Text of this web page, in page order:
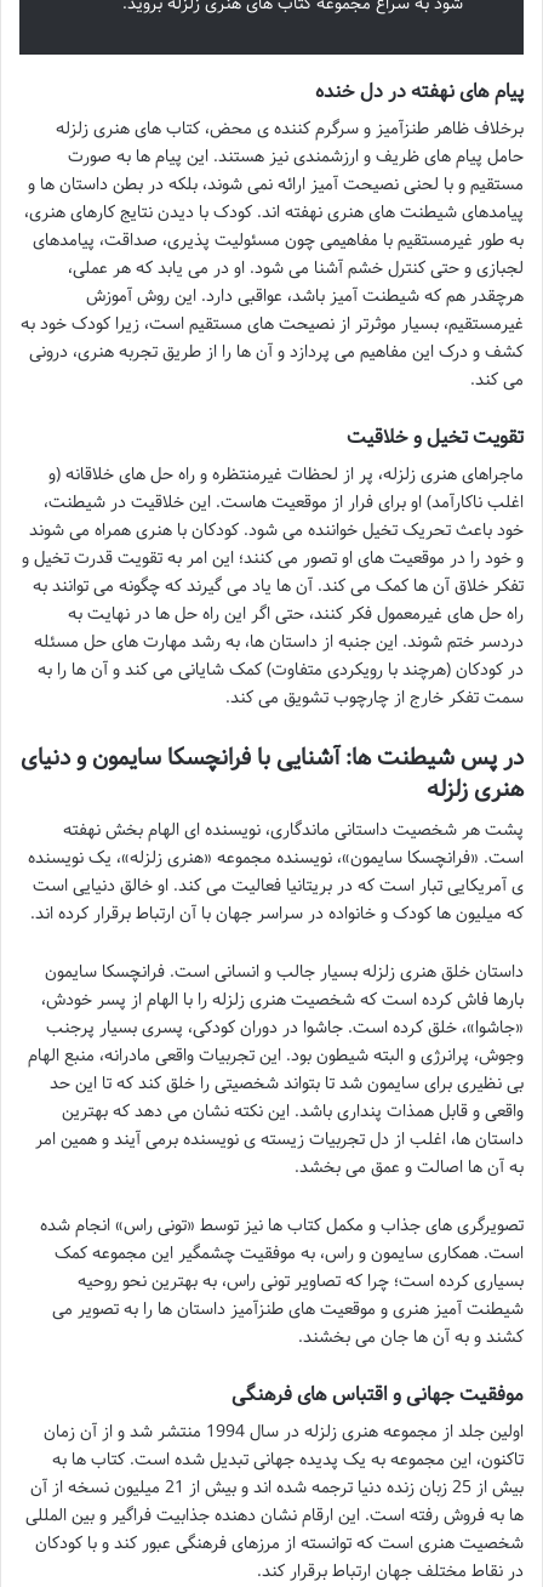
پیام های نهفته در دل خنده
برخلاف ظاهر طنزآمیز و سرگرم کننده ی محض، کتاب های هنری زلزله
حامل پیام های ظریف و ارزشمندی نیز هستند. این پیام ها به صورت
مستقیم و با لحنی نصیحت آمیز ارائه نمی شوند، بلکه در بطن داستان ها و
پیامدهای شیطنت های هنری نهفته اند. کودک با دیدن نتایج کارهای هنری،
به طور غیرمستقیم با مفاهیمی چون مسئولیت پذیری، صداقت، پیامدهای
لجبازی و حتی کنترل خشم آشنا می شود. او در می یابد که هر عملی،
هرچقدر هم که شیطنت آمیز باشد، عواقبی دارد. این روش آموزش
غیرمستقیم، بسیار موثرتر از نصیحت های مستقیم است، زیرا کودک خود به
کشف و درک این مفاهیم می پردازد و آن ها را از طریق تجربه هنری، درونی
می کند.
تقویت تخیل و خلاقیت
ماجراهای هنری زلزله، پر از لحظات غیرمنتظره و راه حل های خلاقانه (و
اغلب ناکارآمد) او برای فرار از موقعیت هاست. این خلاقیت در شیطنت،
خود باعث تحریک تخیل خواننده می شود. کودکان با هنری همراه می شوند
و خود را در موقعیت های او تصور می کنند؛ این امر به تقویت قدرت تخیل و
تفکر خلاق آن ها کمک می کند. آن ها یاد می گیرند که چگونه می توانند به
راه حل های غیرمعمول فکر کنند، حتی اگر این راه حل ها در نهایت به
دردسر ختم شوند. این جنبه از داستان ها، به رشد مهارت های حل مسئله
در کودکان (هرچند با رویکردی متفاوت) کمک شایانی می کند و آن ها را به
سمت تفکر خارج از چارچوب تشویق می کند.
در پس شیطنت ها: آشنایی با فرانچسکا سایمون و دنیای
هنری زلزله
پشت هر شخصیت داستانی ماندگاری، نویسنده ای الهام بخش نهفته
است. «فرانچسکا سایمون»، نویسنده مجموعه «هنری زلزله»، یک نویسنده
ی آمریکایی تبار است که در بریتانیا فعالیت می کند. او خالق دنیایی است
که میلیون ها کودک و خانواده در سراسر جهان با آن ارتباط برقرار کرده اند.
داستان خلق هنری زلزله بسیار جالب و انسانی است. فرانچسکا سایمون
بارها فاش کرده است که شخصیت هنری زلزله را با الهام از پسر خودش،
«جاشوا»، خلق کرده است. جاشوا در دوران کودکی، پسری بسیار پرجنب
وجوش، پرانرژی و البته شیطون بود. این تجربیات واقعی مادرانه، منبع الهام
بی نظیری برای سایمون شد تا بتواند شخصیتی را خلق کند که تا این حد
واقعی و قابل همذات پنداری باشد. این نکته نشان می دهد که بهترین
داستان ها، اغلب از دل تجربیات زیسته ی نویسنده برمی آیند و همین امر
به آن ها اصالت و عمق می بخشد.
تصویرگری های جذاب و مکمل کتاب ها نیز توسط «تونی راس» انجام شده
است. همکاری سایمون و راس، به موفقیت چشمگیر این مجموعه کمک
بسیاری کرده است؛ چرا که تصاویر تونی راس، به بهترین نحو روحیه
شیطنت آمیز هنری و موقعیت های طنزآمیز داستان ها را به تصویر می
کشند و به آن ها جان می بخشند.
موفقیت جهانی و اقتباس های فرهنگی
اولین جلد از مجموعه هنری زلزله در سال 1994 منتشر شد و از آن زمان
تاکنون، این مجموعه به یک پدیده جهانی تبدیل شده است. کتاب ها به
بیش از 25 زبان زنده دنیا ترجمه شده اند و بیش از 21 میلیون نسخه از آن
ها به فروش رفته است. این ارقام نشان دهنده جذابیت فراگیر و بین المللی
شخصیت هنری است که توانسته از مرزهای فرهنگی عبور کند و با کودکان
در نقاط مختلف جهان ارتباط برقرار کند.